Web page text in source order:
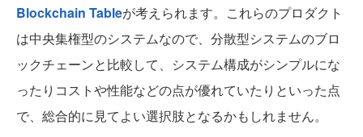
Blockchain Tableが考えられます。これらのプロダクト
は中央集権型のシステムなので、分散型システムのブロ
ックチェーンと比較して、システム構成がシンプルにな
ったりコストや性能などの点が優れていたりといった点
で、総合的に見てよい選択肢となるかもしれません。